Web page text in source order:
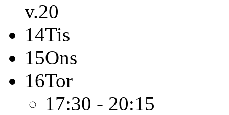
v.20
14Tis
15Ons
16Tor
17:30 - 20:15